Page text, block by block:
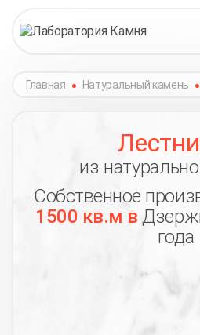
Главная Натуральный камень
из
Собственное
1500 кв.м в
года